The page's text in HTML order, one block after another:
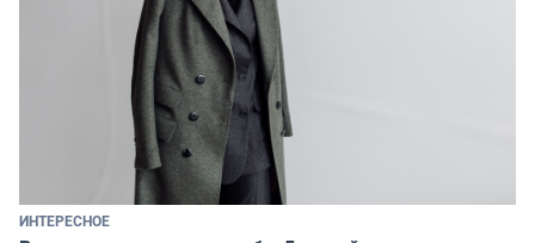
ИНТЕРЕСНОЕ